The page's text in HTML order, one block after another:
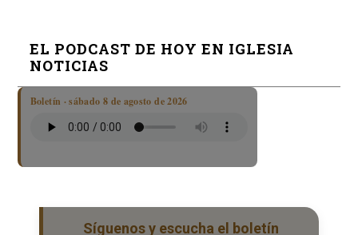
EL PODCAST DE HOY EN IGLESIA
NOTICIAS
Boletín · sábado 8 de agosto de 2026
Síguenos y escucha el boletín